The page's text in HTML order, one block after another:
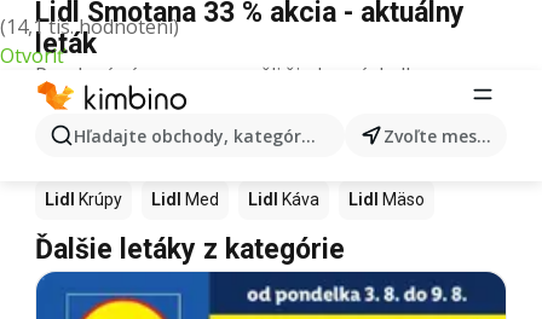
(14,1 tis. hodnotení)
Otvoriť
Hľadajte obchody, kategórie, produkty... Zvoľte mesto
Lidl Smotana 33 % akcia - aktuálny
leták
Pre daný výraz sme nenašli žiadne výsledky.
Ďalšie produkty v obchodoch Lidl
Lidl Kiwi LidlMango Lidl
Lidl Krúpy Lidl Med Lidl Káva Lidl Mäso
Ďalšie letáky z kategórie